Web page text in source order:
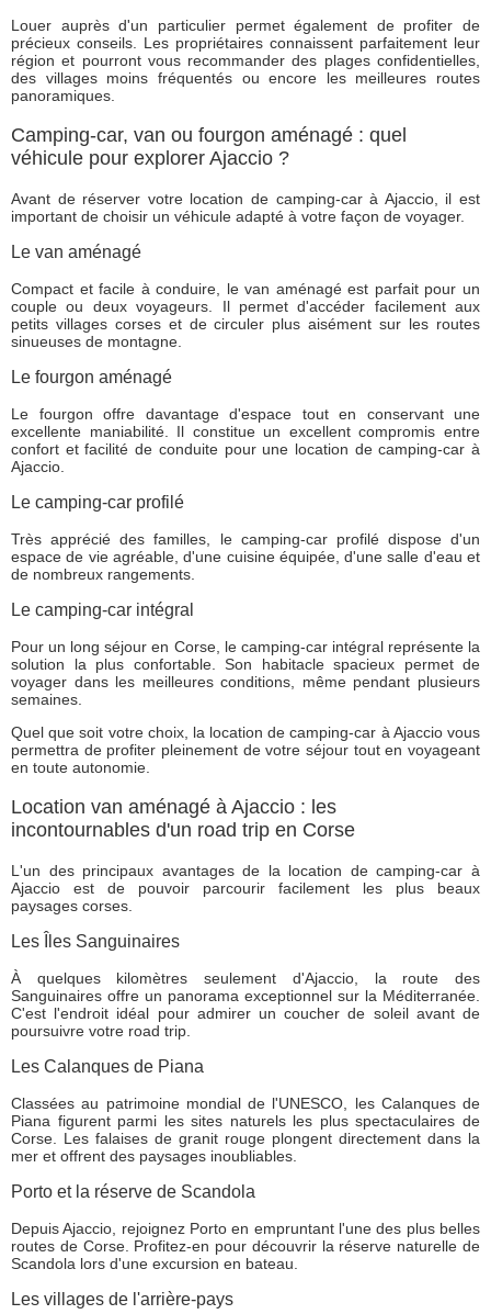
Louer auprès d'un particulier permet également de profiter de
précieux conseils. Les propriétaires connaissent parfaitement leur
région et pourront vous recommander des plages confidentielles,
des villages moins fréquentés ou encore les meilleures routes
panoramiques.
Camping-car, van ou fourgon aménagé : quel
véhicule pour explorer Ajaccio ?
Avant de réserver votre location de camping-car à Ajaccio, il est
important de choisir un véhicule adapté à votre façon de voyager.
Le van aménagé
Compact et facile à conduire, le van aménagé est parfait pour un
couple ou deux voyageurs. Il permet d'accéder facilement aux
petits villages corses et de circuler plus aisément sur les routes
sinueuses de montagne.
Le fourgon aménagé
Le fourgon offre davantage d'espace tout en conservant une
excellente maniabilité. Il constitue un excellent compromis entre
confort et facilité de conduite pour une location de camping-car à
Ajaccio.
Le camping-car profilé
Très apprécié des familles, le camping-car profilé dispose d'un
espace de vie agréable, d'une cuisine équipée, d'une salle d'eau et
de nombreux rangements.
Le camping-car intégral
Pour un long séjour en Corse, le camping-car intégral représente la
solution la plus confortable. Son habitacle spacieux permet de
voyager dans les meilleures conditions, même pendant plusieurs
semaines.
Quel que soit votre choix, la location de camping-car à Ajaccio vous
permettra de profiter pleinement de votre séjour tout en voyageant
en toute autonomie.
Location van aménagé à Ajaccio : les
incontournables d'un road trip en Corse
L'un des principaux avantages de la location de camping-car à
Ajaccio est de pouvoir parcourir facilement les plus beaux
paysages corses.
Les Îles Sanguinaires
À quelques kilomètres seulement d'Ajaccio, la route des
Sanguinaires offre un panorama exceptionnel sur la Méditerranée.
C'est l'endroit idéal pour admirer un coucher de soleil avant de
poursuivre votre road trip.
Les Calanques de Piana
Classées au patrimoine mondial de l'UNESCO, les Calanques de
Piana figurent parmi les sites naturels les plus spectaculaires de
Corse. Les falaises de granit rouge plongent directement dans la
mer et offrent des paysages inoubliables.
Porto et la réserve de Scandola
Depuis Ajaccio, rejoignez Porto en empruntant l'une des plus belles
routes de Corse. Profitez-en pour découvrir la réserve naturelle de
Scandola lors d'une excursion en bateau.
Les villages de l'arrière-pays